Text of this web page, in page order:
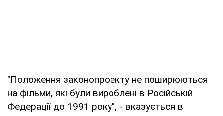
"Положення законопроекту не поширюються
на фільми, які були вироблені в Російській
Федерації до 1991 року", - вказується в